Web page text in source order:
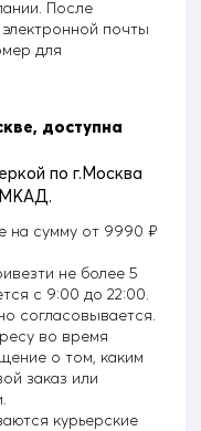
После
почты
для
доступна
по г.Москва
МКАД.
на сумму от 9990 ₽
не более 5
с 9:00 до 22:00.
согласовывается.
во время
о том, каким
заказ или
курьерские